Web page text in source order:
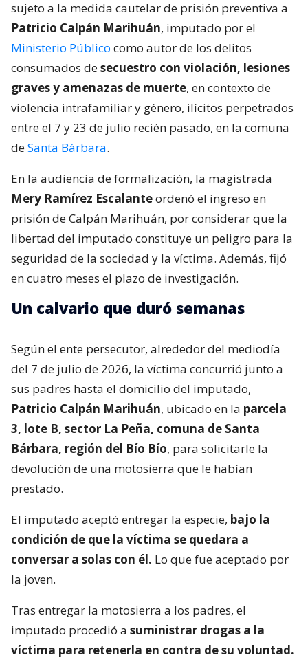
sujeto a la medida cautelar de prisión preventiva a
Patricio Calpán Marihuán, imputado por el
Ministerio Público como autor de los delitos
consumados desecuestro con violación, lesiones
graves y amenazas de muerte, en contexto de
violencia intrafamiliar y género, ilícitos perpetrados
entre el 7 y 23 de julio recién pasado, en la comuna
deSanta Bárbara.
En la audiencia de formalización, la magistrada
Mery Ramírez Escalanteordenó el ingreso en
prisión de Calpán Marihuán, por considerar que la
libertad del imputado constituye un peligro para la
seguridad de la sociedad y la víctima. Además, fijó
en cuatro meses el plazo de investigación.
Un calvario que duró semanas
Según el ente persecutor, alrededor del mediodía
del 7 de julio de 2026, la víctima concurrió junto a
sus padres hasta el domicilio del imputado,
Patricio Calpán Marihuán, ubicado en la parcela
3, lote B, sector La Peña, comuna de Santa
Bárbara, región del Bío Bío, para solicitarle la
devolución de una motosierra que le habían
prestado.
El imputado aceptó entregar la especie, bajo la
condición de que la víctima se quedara a
conversar a solas con él. Lo que fue aceptado por
la joven.
Tras entregar la motosierra a los padres, el
imputado procedió a suministrar drogas a la
víctima para retenerla en contra de su voluntad.